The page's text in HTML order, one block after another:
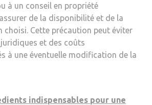
à un conseil en propriété
de la disponibilité et de la
Cette précaution peut éviter
et des coûts
à une éventuelle modification de la
indispensables pour une